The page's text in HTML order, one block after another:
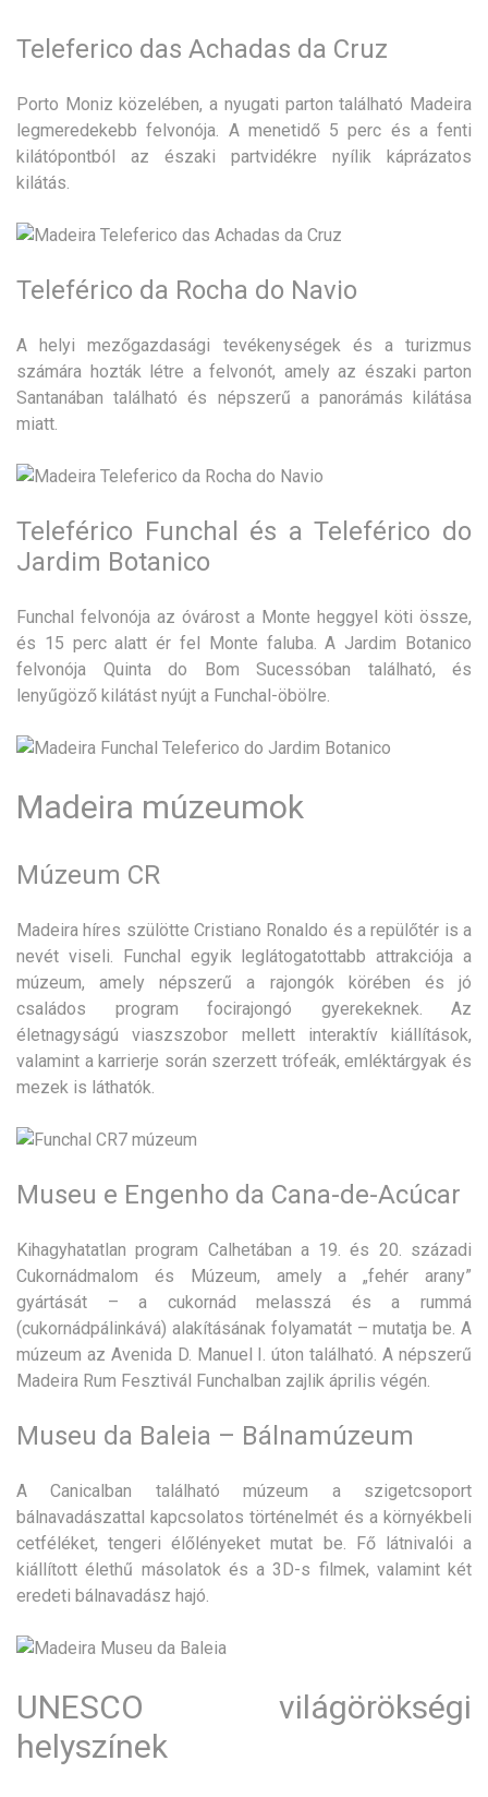
Teleferico das Achadas da Cruz
Porto Moniz közelében, a nyugati parton található Madeira
legmeredekebb felvonója. A menetidő 5 perc és a fenti
kilátópontból az északi partvidékre nyílik káprázatos
kilátás.
Teleférico da Rocha do Navio
A helyi mezőgazdasági tevékenységek és a turizmus
számára hozták létre a felvonót, amely az északi parton
Santanában található és népszerű a panorámás kilátása
miatt.
Teleférico Funchal és a Teleférico do
Jardim Botanico
Funchal felvonója az óvárost a Monte heggyel köti össze,
és 15 perc alatt ér fel Monte faluba. A Jardim Botanico
felvonója Quinta do Bom Sucessóban található, és
lenyűgöző kilátást nyújt a Funchal-öbölre.
Madeira múzeumok
Múzeum CR
Madeira híres szülötte Cristiano Ronaldo és a repülőtér is a
nevét viseli. Funchal egyik leglátogatottabb attrakciója a
múzeum, amely népszerű a rajongók körében és jó
családos program focirajongó gyerekeknek. Az
életnagyságú viaszszobor mellett interaktív kiállítások,
valamint a karrierje során szerzett trófeák, emléktárgyak és
mezek is láthatók.
Museu e Engenho da Cana-de-Acúcar
Kihagyhatatlan program Calhetában a 19. és 20. századi
Cukornádmalom és Múzeum, amely a „fehér arany”
gyártását – a cukornád melasszá és a rummá
(cukornádpálinkává) alakításának folyamatát – mutatja be. A
múzeum az Avenida D. Manuel I. úton található. A népszerű
Madeira Rum Fesztivál Funchalban zajlik április végén.
Museu da Baleia – Bálnamúzeum
A Canicalban található múzeum a szigetcsoport
bálnavadászattal kapcsolatos történelmét és a környékbeli
cetféléket, tengeri élőlényeket mutat be. Fő látnivalói a
kiállított élethű másolatok és a 3D-s filmek, valamint két
eredeti bálnavadász hajó.
UNESCO világörökségi
helyszínek